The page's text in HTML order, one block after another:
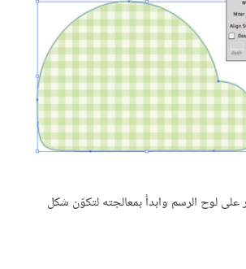
لوح الرسم وابدأ بمعالجته لتكوّن شكل